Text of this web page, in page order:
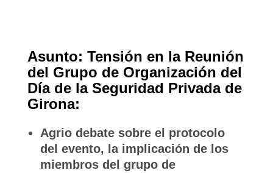
Asunto: Tensión en la Reunión
del Grupo de Organización del
Día de la Seguridad Privada de
Girona:
Agrio debate sobre el protocolo
del evento, la implicación de los
miembros del grupo de